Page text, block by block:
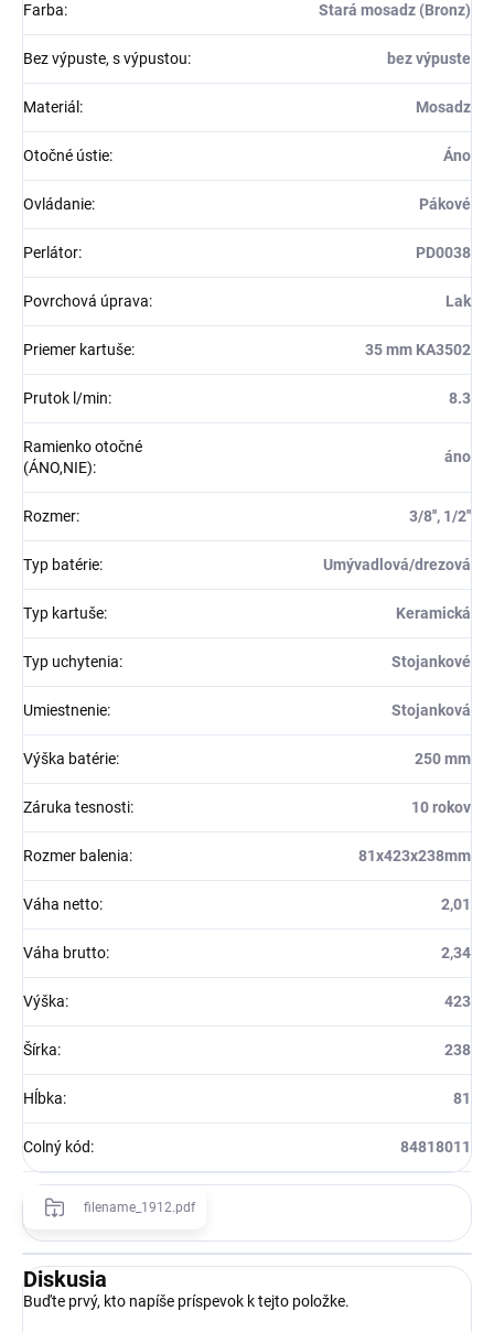
Farba: Stará mosadz (Bronz)
Bez výpuste, s výpustou: bez výpuste
Materiál : Mosadz
Otočné ústie: Áno
Ovládanie: Pákové
Perlátor: PD0038
Povrchová úprava: Lak
Priemer kartuše: 35 mm KA3502
Prutok l/min: 8.3
Ramienko otočné
(ÁNO,NIE):
áno
Rozmer: 3/8'', 1/2''
Typ batérie: Umývadlová/drezová
Typ kartuše: Keramická
Typ uchytenia: Stojankové
Umiestnenie: Stojanková
Výška batérie: 250 mm
Záruka tesnosti: 10 rokov
Rozmer balenia: 81x423x238mm
Váha netto: 2,01
Váha brutto: 2,34
Výška: 423
Šírka: 238
Hĺbka: 81
Colný kód: 84818011
filename_1912.pdf
Diskusia
Buďte prvý, kto napíše príspevok k tejto položke.